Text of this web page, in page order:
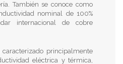
También se conoce como
nominal de 100%
internacional de cobre
principalmente
eléctrica y térmica,